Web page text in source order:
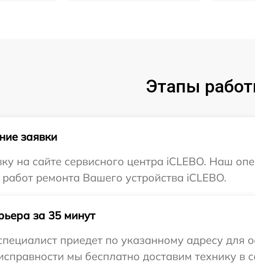
Этапы
заявки
на сайте сервисного центра iCLEBO. Наш
ремонта Вашего устройства iCLEBO.
за 35 минут
приедет по указанному адресу для
мы бесплатно доставим технику в